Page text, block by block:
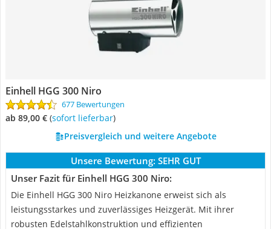
Einhell HGG 300 Niro
677 Bewertungen
ab 89,00 € ( Sofort lieferbar)
Preisvergleich und weitere Angebote
Unsere Bewertung: SEHR GUT
Unser Fazit für Einhell HGG 300 Niro:
Die Einhell HGG 300 Niro Heizkanone erweist sich als
leistungsstarkes und zuverlässiges Heizgerät. Mit ihrer
robusten Edelstahlkonstruktion und effizienten